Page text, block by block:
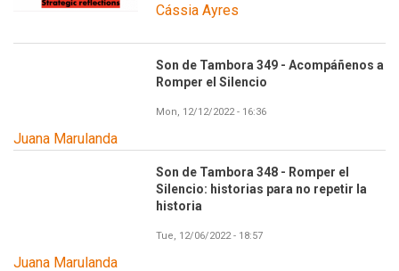
Cássia Ayres
Son de Tambora 349 - Acompáñenos a
Romper el Silencio
Mon, 12/12/2022 - 16:36
Juana Marulanda
Son de Tambora 348 - Romper el
Silencio: historias para no repetir la
historia
Tue, 12/06/2022 - 18:57
Juana Marulanda